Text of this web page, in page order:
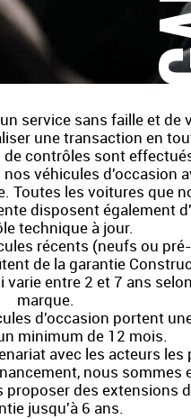
service sans faille et de
une transaction en
de contrôles sont
véhicules d'occasion
Toutes les voitures que
disposent également
technique à jour.
récents (neufs ou pré-
de la garantie
varie entre 2 et 7 ans
marque.
d'occasion portent
minimum de 12 mois.
avec les acteurs les
nous sommes
proposer des extensions
jusqu'à 6 ans.